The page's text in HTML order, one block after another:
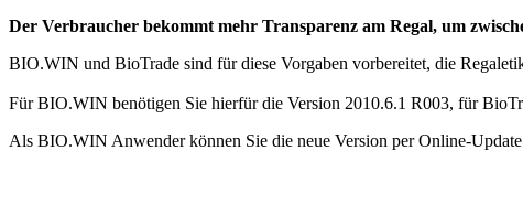
Der Verbraucher bekommt mehr Transparenz am Regal, um
BIO.WIN und BioTrade sind für diese Vorgaben vorbereitet, die
Für BIO.WIN benötigen Sie hierfür die Version 2010.6.1 R003, für
Als BIO.WIN Anwender können Sie die neue Version per Online-